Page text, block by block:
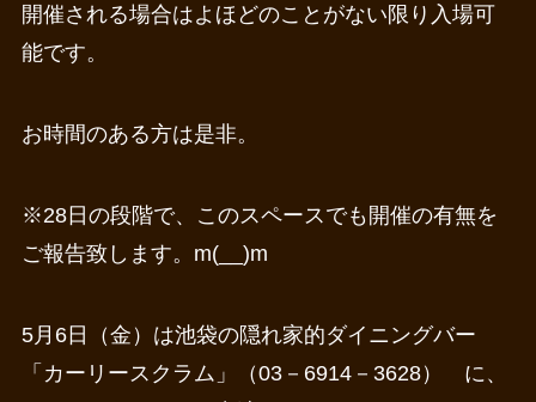
開催される場合はよほどのことがない限り入場可
能です。
お時間のある方は是非。
※28日の段階で、このスペースでも開催の有無を
ご報告致します。m(__)m
5月6日（金）は池袋の隠れ家的ダイニングバー
「カーリースクラム」（03－6914－3628） に、